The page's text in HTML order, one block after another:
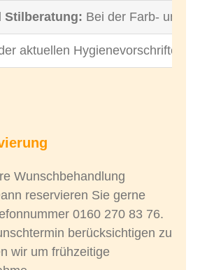
Stilberatung: Bei der Farb- und
aktuellen Hygienevorschriften
Wunschbehandlung
reservieren Sie gerne
0160 270 83 76.
berücksichtigen zu
wir um frühzeitige